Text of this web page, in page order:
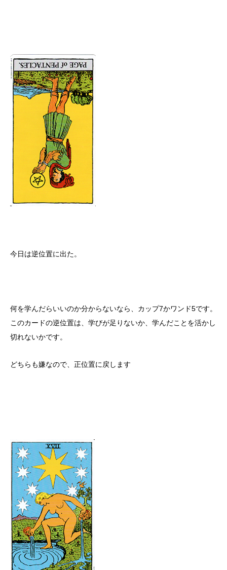
今日は逆位置に出た。
何を学んだらいいのか分からないなら、カップ7かワンド5です。
このカードの逆位置は、学びが足りないか、学んだことを活かし
切れないかです。
どちらも嫌なので、正位置に戻します